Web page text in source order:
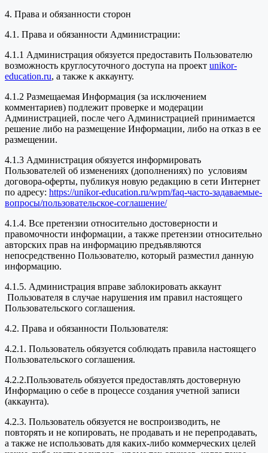
4. Права и обязанности сторон
4.1. Права и обязанности Администрации:
4.1.1 Администрация обязуется предоставить Пользователю
возможность круглосуточного доступа на проект unikor-
education.ru, а также к аккаунту.
4.1.2 Размещаемая Информация (за исключением
комментариев) подлежит проверке и модерации
Администрацией, после чего Администрацией принимается
решение либо на размещение Информации, либо на отказ в ее
размещении.
4.1.3 Администрация обязуется информировать
Пользователей об изменениях (дополнениях) по условиям
договора-оферты, публикуя новую редакцию в сети Интернет
по адресу: https://unikor-education.ru/wpm/faq-часто-задаваемые-
вопросы/пользовательское-соглашение/
4.1.4. Все претензии относительно достоверности и
правомочности информации, а также претензии относительно
авторских прав на информацию предъявляются
непосредственно Пользователю, который разместил данную
информацию.
4.1.5. Администрация вправе заблокировать аккаунт
Пользователя в случае нарушения им правил настоящего
Пользовательского соглашения.
4.2. Права и обязанности Пользователя:
4.2.1. Пользователь обязуется соблюдать правила настоящего
Пользовательского соглашения.
4.2.2.Пользователь обязуется предоставлять достоверную
Информацию о себе в процессе создания учетной записи
(аккаунта).
4.2.3. Пользователь обязуется не воспроизводить, не
повторять и не копировать, не продавать и не перепродавать,
а также не использовать для каких-либо коммерческих целей